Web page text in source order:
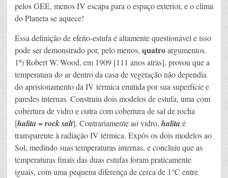
pelos GEE, menos IV escapa para o espaço exterior, e o clima
do Planeta se aquece!
Essa definição de efeito-estufa é altamente questionável e isso
pode ser demonstrado por, pelo menos, quatroargumentos.
1º) Robert W. Wood, em 1909 [111 anos atrás], provou que a
temperatura do ar dentro da casa de vegetação não dependia
do aprisionamento da IV térmica emitida por sua superfície e
paredes internas. Construiu dois modelos de estufa, uma com
cobertura de vidro e outra com cobertura de sal de rocha
[halita = rock salt]. Contrariamente ao vidro, halitaé
transparente à radiação IV térmica. Expôs os dois modelos ao
Sol, medindo suas temperaturas internas, e concluiu que as
temperaturas finais das duas estufas foram praticamente
iguais, com uma pequena diferença de cerca de 1°C entre